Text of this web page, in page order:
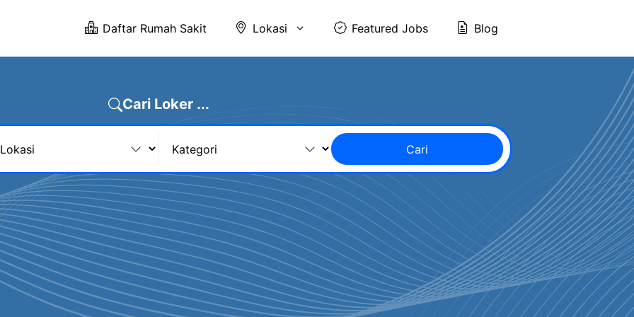
Daftar Rumah Sakit Lokasi Featured Jobs Blog
Cari Loker ...
Cari